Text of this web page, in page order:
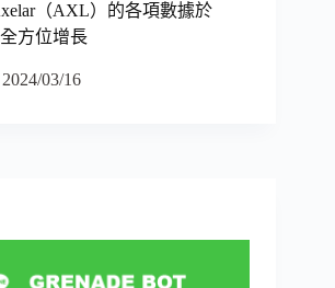
（AXL）的各項數據於
方位增長
2024/03/16